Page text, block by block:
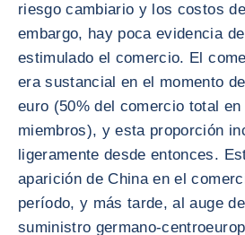
riesgo cambiario y los costos
embargo, hay poca evidencia
estimulado el comercio. El
era sustancial en el momento
euro (50% del comercio total
miembros), y esta proporción
ligeramente desde entonces.
aparición de China en el
período, y más tarde, al auge
suministro germano-